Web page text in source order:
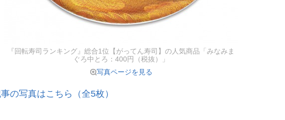
『回転寿司ランキング』総合1位【がってん寿司】の人気商品「みなみま
ぐろ中とろ：400円（税抜）」
写真ページを見る
の写真はこちら（全5枚）